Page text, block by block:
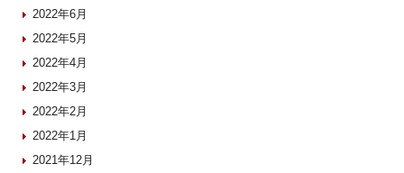
2022年6月
2022年5月
2022年4月
2022年3月
2022年2月
2022年1月
2021年12月